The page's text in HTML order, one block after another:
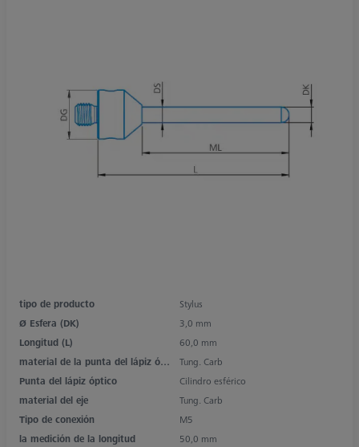
tipo de producto
Stylus
Ø Esfera (DK)
3,0 mm
Longitud (L)
60,0 mm
material de la punta del lápiz óptico
Tung. Carb
Punta del lápiz óptico
Cilindro esférico
material del eje
Tung. Carb
Tipo de conexión
M5
la medición de la longitud
50,0 mm